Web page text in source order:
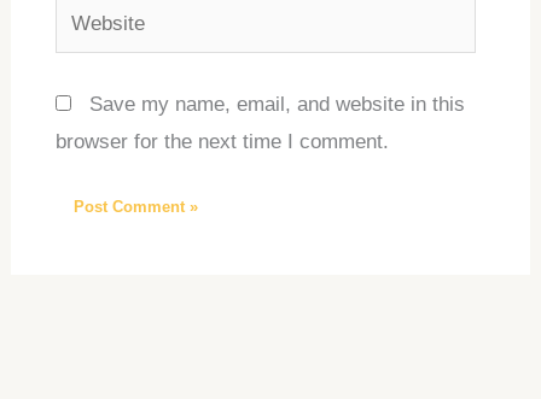
Website
Save my name, email, and website in this
browser for the next time I comment.